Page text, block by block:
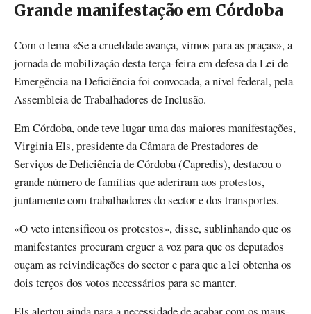
Grande manifestação em Córdoba
Com o lema «Se a crueldade avança, vimos para as praças», a
jornada de mobilização desta terça-feira em defesa da Lei de
Emergência na Deficiência foi convocada, a nível federal, pela
Assembleia de Trabalhadores de Inclusão.
Em Córdoba, onde teve lugar uma das maiores manifestações,
Virginia Els, presidente da Câmara de Prestadores de
Serviços de Deficiência de Córdoba (Capredis), destacou o
grande número de famílias que aderiram aos protestos,
juntamente com trabalhadores do sector e dos transportes.
«O veto intensificou os protestos», disse, sublinhando que os
manifestantes procuram erguer a voz para que os deputados
ouçam as reivindicações do sector e para que a lei obtenha os
dois terços dos votos necessários para se manter.